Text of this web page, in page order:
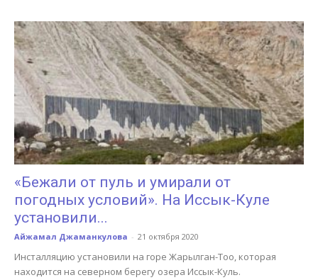
«Бежали от пуль и умирали от
погодных условий». На Иссык-Куле
установили...
Айжамал Джаманкулова - 21 октября 2020
Инсталляцию установили на горе Жарылган-Тоо, которая
находится на северном берегу озера Иссык-Куль.